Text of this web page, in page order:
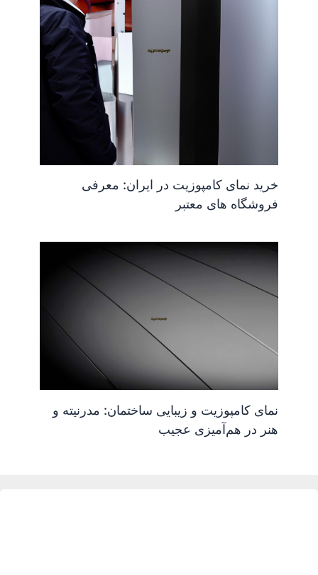
خرید نمای کامپوزیت در ایران: معرفی
فروشگاه های معتبر
نمای کامپوزیت و زیبایی ساختمان: مدرنیته و
هنر در هم‌آمیزی عجیب